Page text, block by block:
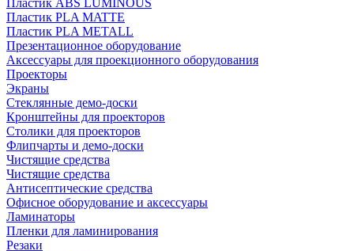
Пластик ABS LUMINOUS
Пластик PLA MATTE
Пластик PLA METALL
Презентационное оборудование
Аксессуары для проекционного оборудования
Проекторы
Экраны
Стеклянные демо-доски
Кронштейны для проекторов
Столики для проекторов
Флипчарты и демо-доски
Чистящие средства
Чистящие средства
Антисептические средства
Офисное оборудование и аксессуары
Ламинаторы
Пленки для ламинирования
Резаки